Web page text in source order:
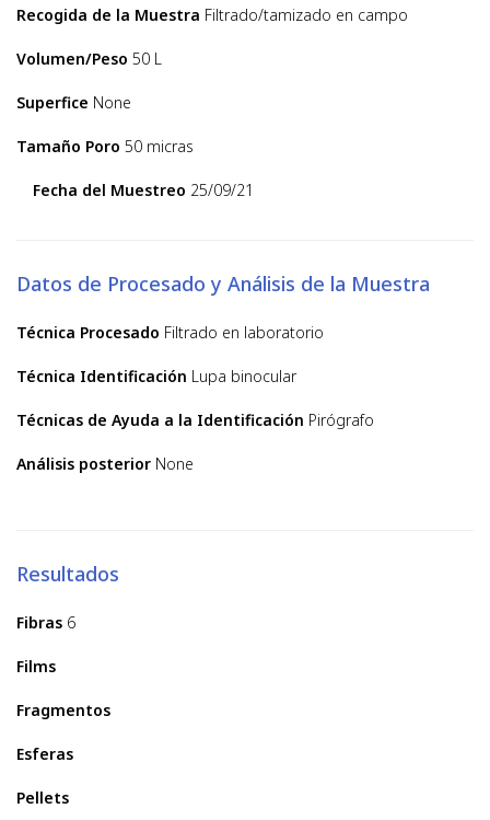
Recogida de la Muestra Filtrado/tamizado en campo
Volumen/Peso 50 L
Superfice None
Tamaño Poro 50 micras
Fecha del Muestreo 25/09/21
Datos de Procesado y Análisis de la Muestra
Técnica Procesado Filtrado en laboratorio
Técnica Identificación Lupa binocular
Técnicas de Ayuda a la Identificación Pirógrafo
Análisis posterior None
Resultados
Fibras 6
Films
Fragmentos
Esferas
Pellets